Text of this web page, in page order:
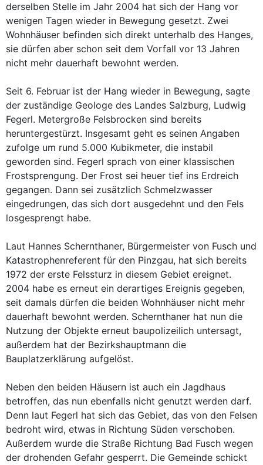
derselben Stelle im Jahr 2004 hat sich der Hang vor
wenigen Tagen wieder in Bewegung gesetzt. Zwei
Wohnhäuser befinden sich direkt unterhalb des Hanges,
sie dürfen aber schon seit dem Vorfall vor 13 Jahren
nicht mehr dauerhaft bewohnt werden.
Seit 6. Februar ist der Hang wieder in Bewegung, sagte
der zuständige Geologe des Landes Salzburg, Ludwig
Fegerl. Metergroße Felsbrocken sind bereits
heruntergestürzt. Insgesamt geht es seinen Angaben
zufolge um rund 5.000 Kubikmeter, die instabil
geworden sind. Fegerl sprach von einer klassischen
Frostsprengung. Der Frost sei heuer tief ins Erdreich
gegangen. Dann sei zusätzlich Schmelzwasser
eingedrungen, das sich dort ausgedehnt und den Fels
losgesprengt habe.
Laut Hannes Schernthaner, Bürgermeister von Fusch und
Katastrophenreferent für den Pinzgau, hat sich bereits
1972 der erste Felssturz in diesem Gebiet ereignet.
2004 habe es erneut ein derartiges Ereignis gegeben,
seit damals dürfen die beiden Wohnhäuser nicht mehr
dauerhaft bewohnt werden. Schernthaner hat nun die
Nutzung der Objekte erneut baupolizeilich untersagt,
außerdem hat der Bezirkshauptmann die
Bauplatzerklärung aufgelöst.
Neben den beiden Häusern ist auch ein Jagdhaus
betroffen, das nun ebenfalls nicht genutzt werden darf.
Denn laut Fegerl hat sich das Gebiet, das von den Felsen
bedroht wird, etwas in Richtung Süden verschoben.
Außerdem wurde die Straße Richtung Bad Fusch wegen
der drohenden Gefahr gesperrt. Die Gemeinde schickt